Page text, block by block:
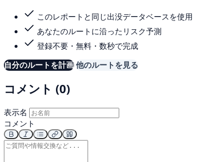
このレポートと同じ出没データベースを使用
あなたのルートに沿ったリスク予測
登録不要・無料・数秒で完成
自分のルートを計画他のルートを見る
コメント (0)
表示名
コメント